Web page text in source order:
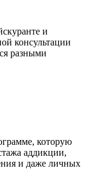
и
консультации
разными
которую
аддикции,
и даже личных